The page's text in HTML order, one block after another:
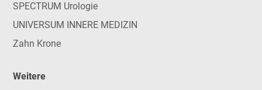
SPECTRUM Urologie
UNIVERSUM INNERE MEDIZIN
Zahn Krone
Weitere